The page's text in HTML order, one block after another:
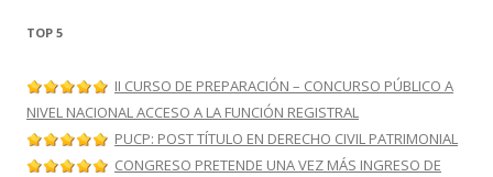
TOP 5
II CURSO DE PREPARACIÓN – CONCURSO PÚBLICO A
NIVEL NACIONAL ACCESO A LA FUNCIÓN REGISTRAL
PUCP: POST TÍTULO EN DERECHO CIVIL PATRIMONIAL
CONGRESO PRETENDE UNA VEZ MÁS INGRESO DE